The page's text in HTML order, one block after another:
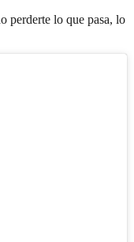
perderte lo que pasa, lo